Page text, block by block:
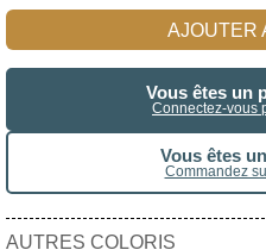
AJOUTER
Vous êtes un
Connectez-vous
Vous êtes
Commandez
AUTRES COLORIS